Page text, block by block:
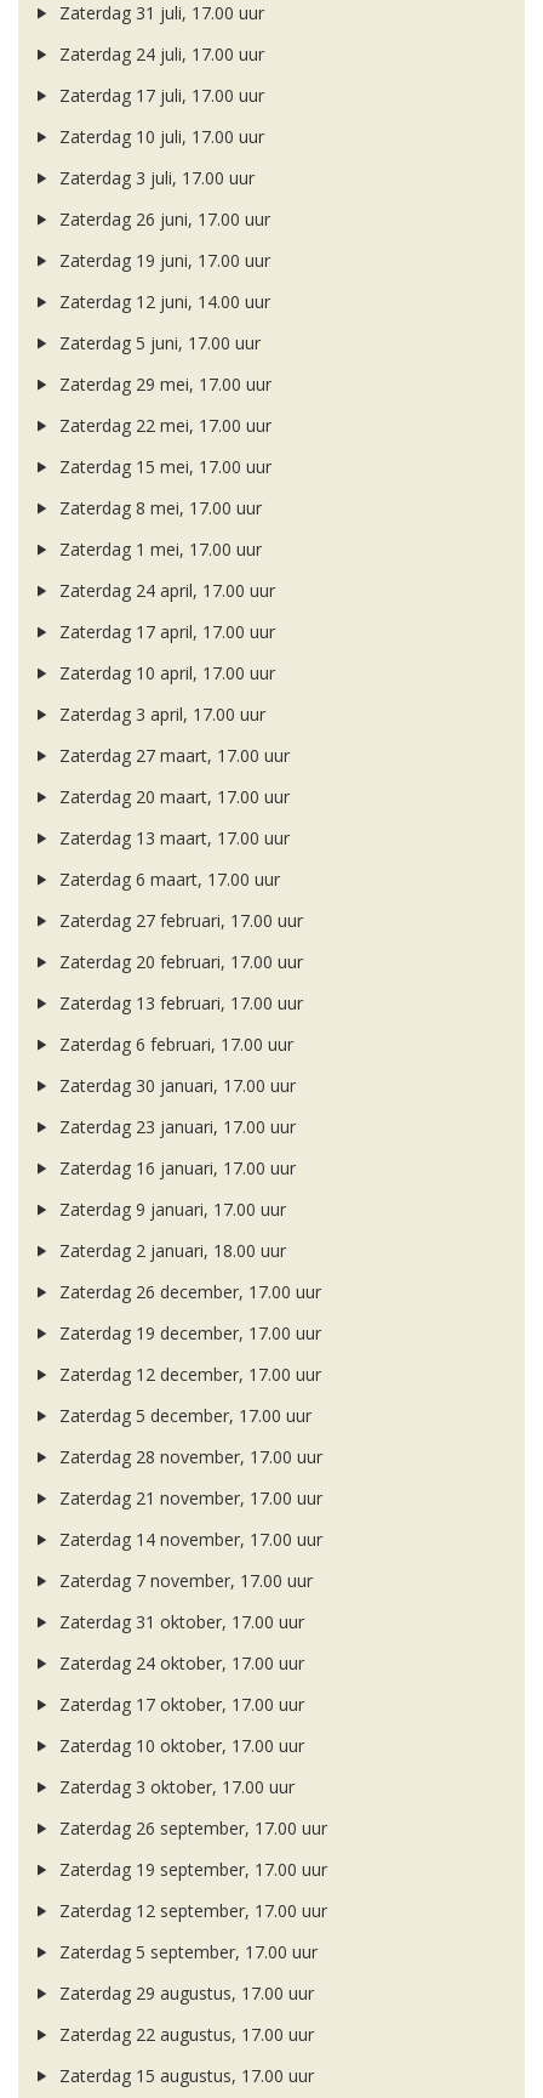
Zaterdag 31 juli, 17.00 uur
Zaterdag 24 juli, 17.00 uur
Zaterdag 17 juli, 17.00 uur
Zaterdag 10 juli, 17.00 uur
Zaterdag 3 juli, 17.00 uur
Zaterdag 26 juni, 17.00 uur
Zaterdag 19 juni, 17.00 uur
Zaterdag 12 juni, 14.00 uur
Zaterdag 5 juni, 17.00 uur
Zaterdag 29 mei, 17.00 uur
Zaterdag 22 mei, 17.00 uur
Zaterdag 15 mei, 17.00 uur
Zaterdag 8 mei, 17.00 uur
Zaterdag 1 mei, 17.00 uur
Zaterdag 24 april, 17.00 uur
Zaterdag 17 april, 17.00 uur
Zaterdag 10 april, 17.00 uur
Zaterdag 3 april, 17.00 uur
Zaterdag 27 maart, 17.00 uur
Zaterdag 20 maart, 17.00 uur
Zaterdag 13 maart, 17.00 uur
Zaterdag 6 maart, 17.00 uur
Zaterdag 27 februari, 17.00 uur
Zaterdag 20 februari, 17.00 uur
Zaterdag 13 februari, 17.00 uur
Zaterdag 6 februari, 17.00 uur
Zaterdag 30 januari, 17.00 uur
Zaterdag 23 januari, 17.00 uur
Zaterdag 16 januari, 17.00 uur
Zaterdag 9 januari, 17.00 uur
Zaterdag 2 januari, 18.00 uur
Zaterdag 26 december, 17.00 uur
Zaterdag 19 december, 17.00 uur
Zaterdag 12 december, 17.00 uur
Zaterdag 5 december, 17.00 uur
Zaterdag 28 november, 17.00 uur
Zaterdag 21 november, 17.00 uur
Zaterdag 14 november, 17.00 uur
Zaterdag 7 november, 17.00 uur
Zaterdag 31 oktober, 17.00 uur
Zaterdag 24 oktober, 17.00 uur
Zaterdag 17 oktober, 17.00 uur
Zaterdag 10 oktober, 17.00 uur
Zaterdag 3 oktober, 17.00 uur
Zaterdag 26 september, 17.00 uur
Zaterdag 19 september, 17.00 uur
Zaterdag 12 september, 17.00 uur
Zaterdag 5 september, 17.00 uur
Zaterdag 29 augustus, 17.00 uur
Zaterdag 22 augustus, 17.00 uur
Zaterdag 15 augustus, 17.00 uur